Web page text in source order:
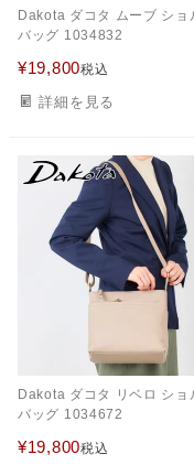
Dakota ダコタ ムーブ ショ
バッグ 1034832
¥19,800税込
詳細を見る
Dakota ダコタ リベロ ショ
バッグ 1034672
¥19,800税込